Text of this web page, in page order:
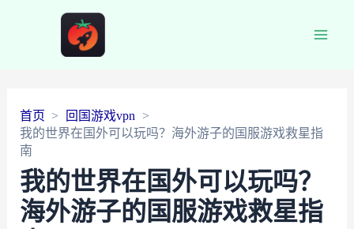
首页
回国游戏vpn
我的世界在国外可以玩吗？海外游子的国服游戏救星指
南
我的世界在国外可以玩吗？
海外游子的国服游戏救星指